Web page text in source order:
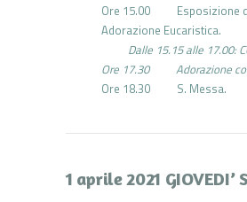
Ore 15.00 Esposizione
Adorazione Eucaristica.
Dalle 15.15 alle 17.00:
Ore 17.30 Adorazione
Ore 18.30 S. Messa.
1 aprile 2021 GIOVEDI’